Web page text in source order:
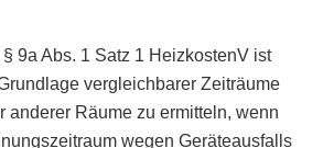
9a Abs. 1 Satz 1 HeizkostenV ist
vergleichbarer Zeiträume
anderer Räume zu ermitteln, wenn
wegen Geräteausfalls